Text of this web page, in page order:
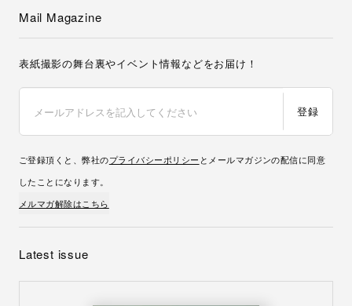
Mail Magazine
表紙撮影の舞台裏やイベント情報などをお届け！
登録
ご登録頂くと、弊社のプライバシーポリシー とメールマガジンの配信に同意
したことになります。
メルマガ解除はこちら
Latest issue